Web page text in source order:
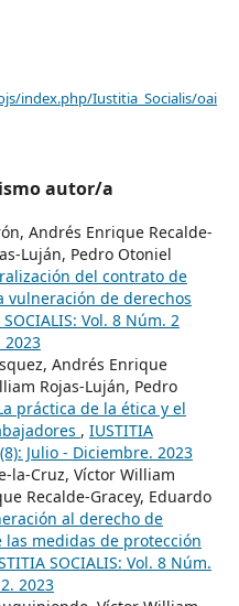
index.php/Iustitia_Socialis/oai
autor/a
Andrés Enrique Recalde-
Luján, Pedro Otoniel
del contrato de
vulneración de derechos
Vol. 8 Núm. 2
2023
Andrés Enrique
Rojas-Luján, Pedro
práctica de la ética y el
, IUSTITIA
Julio - Diciembre. 2023
la-Cruz, Víctor William
Recalde-Gracey, Eduardo
al derecho de
medidas de protección
SOCIALIS: Vol. 8 Núm.
2023